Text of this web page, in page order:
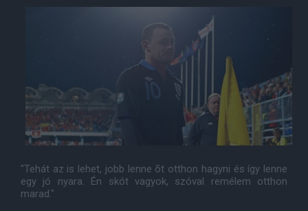
"Tehát az is lehet, jobb lenne õt otthon hagyni és így lenne
egy jó nyara. Én skót vagyok, szóval remélem otthon
marad."